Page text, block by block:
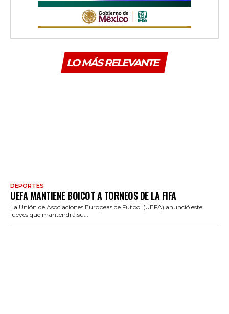
LO MÁS RELEVANTE
DEPORTES
UEFA MANTIENE BOICOT A TORNEOS DE LA FIFA
La Unión de Asociaciones Europeas de Futbol (UEFA) anunció este
jueves que mantendrá su...